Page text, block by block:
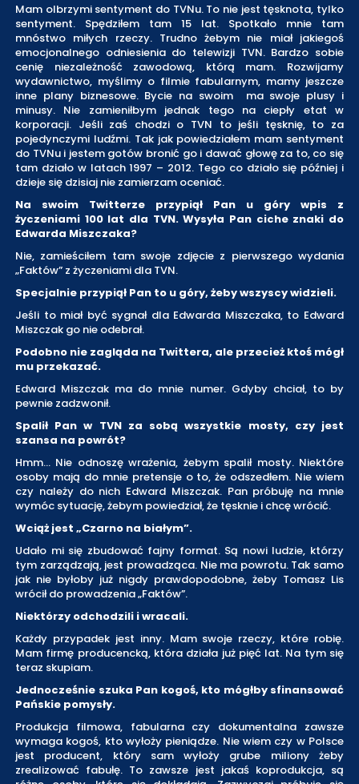
Mam olbrzymi sentyment do TVNu. To nie jest tęsknota, tylko
sentyment. Spędziłem tam 15 lat. Spotkało mnie tam
mnóstwo miłych rzeczy. Trudno żebym nie miał jakiegoś
emocjonalnego odniesienia do telewizji TVN. Bardzo sobie
cenię niezależność zawodową, którą mam. Rozwijamy
wydawnictwo, myślimy o filmie fabularnym, mamy jeszcze
inne plany biznesowe. Bycie na swoim ma swoje plusy i
minusy. Nie zamieniłbym jednak tego na ciepły etat w
korporacji. Jeśli zaś chodzi o TVN to jeśli tęsknię, to za
pojedynczymi ludźmi. Tak jak powiedziałem mam sentyment
do TVNu i jestem gotów bronić go i dawać głowę za to, co się
tam działo w latach 1997 – 2012. Tego co działo się później i
dzieje się dzisiaj nie zamierzam oceniać.
Na swoim Twitterze przypiął Pan u góry wpis z
życzeniami 100 lat dla TVN. Wysyła Pan ciche znaki do
Edwarda Miszczaka?
Nie, zamieściłem tam swoje zdjęcie z pierwszego wydania
„Faktów” z życzeniami dla TVN.
Specjalnie przypiął Pan to u góry, żeby wszyscy widzieli.
Jeśli to miał być sygnał dla Edwarda Miszczaka, to Edward
Miszczak go nie odebrał.
Podobno nie zagląda na Twittera, ale przecież ktoś mógł
mu przekazać.
Edward Miszczak ma do mnie numer. Gdyby chciał, to by
pewnie zadzwonił.
Spalił Pan w TVN za sobą wszystkie mosty, czy jest
szansa na powrót?
Hmm... Nie odnoszę wrażenia, żebym spalił mosty. Niektóre
osoby mają do mnie pretensje o to, że odszedłem. Nie wiem
czy należy do nich Edward Miszczak. Pan próbuję na mnie
wymóc sytuację, żebym powiedział, że tęsknie i chcę wrócić.
Wciąż jest „Czarno na białym”.
Udało mi się zbudować fajny format. Są nowi ludzie, którzy
tym zarządzają, jest prowadząca. Nie ma powrotu. Tak samo
jak nie byłoby już nigdy prawdopodobne, żeby Tomasz Lis
wrócił do prowadzenia „Faktów”.
Niektórzy odchodzili i wracali.
Każdy przypadek jest inny. Mam swoje rzeczy, które robię.
Mam firmę producencką, która działa już pięć lat. Na tym się
teraz skupiam.
Jednocześnie szuka Pan kogoś, kto mógłby sfinansować
Pańskie pomysły.
Produkcja filmowa, fabularna czy dokumentalna zawsze
wymaga kogoś, kto wyłoży pieniądze. Nie wiem czy w Polsce
jest producent, który sam wyłoży grube miliony żeby
zrealizować fabułę. To zawsze jest jakaś koprodukcja, są